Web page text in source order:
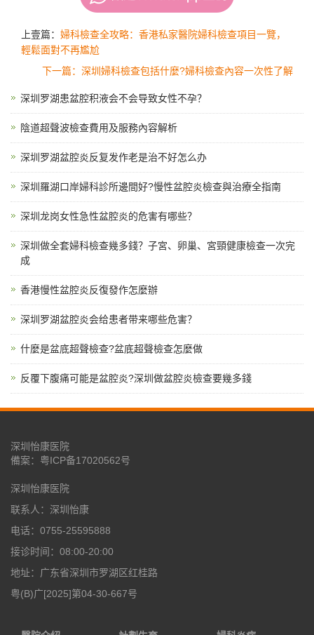
上壹篇： 婦科檢查全攻略：香港私家醫院婦科檢查項目一覽，
輕鬆面對不再尷尬
下一篇：深圳婦科檢查包括什麼?婦科檢查內容一次性了解
深圳罗湖患盆腔积液会不会导致女性不孕？
陰道超聲波檢查費用及服務內容解析
深圳罗湖盆腔炎反复发作老是治不好怎么办
深圳羅湖口岸婦科診所邊間好?慢性盆腔炎檢查與治療全指南
深圳龙岗女性急性盆腔炎的危害有哪些？
深圳做全套婦科檢查幾多錢？子宮、卵巢、宮頸健康檢查一次完
成
香港慢性盆腔炎反復發作怎麼辦
深圳罗湖盆腔炎会给患者带来哪些危害？
什麼是盆底超聲檢查?盆底超聲檢查怎麼做
反覆下腹痛可能是盆腔炎?深圳做盆腔炎檢查要幾多錢
深圳怡康医院
備案： 粤ICP备17020562号
深圳怡康医院
联系人：深圳怡康
电话：0755-25595888
接诊时间：08:00-20:00
地址：广东省深圳市罗湖区红桂路
粤(B)广[2025]第04-30-667号